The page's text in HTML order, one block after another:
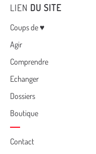
LIEN DU SITE
Menu
Coups de ♥
Agir
Comprendre
Echanger
Dossiers
Boutique
Cemea
Contact